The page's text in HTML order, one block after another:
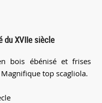
du XVIIe siècle
bois ébénisé et frises
top scagliola.